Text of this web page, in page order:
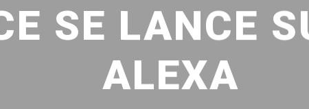
SE LANCE
ALEXA